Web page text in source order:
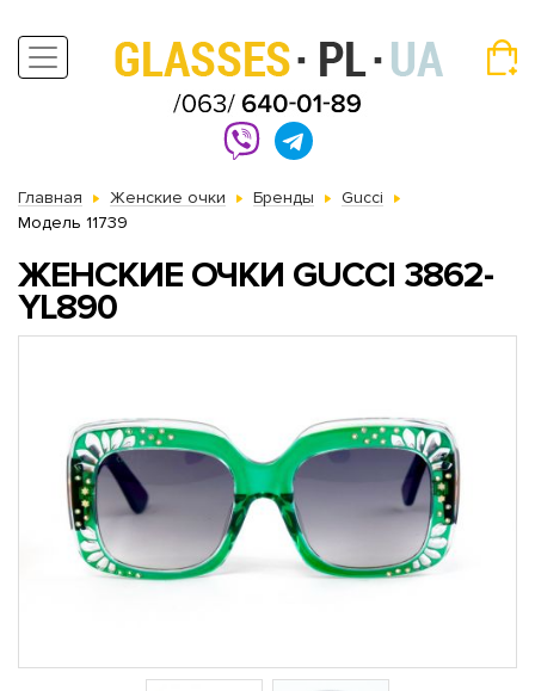
Главная Женские очки Бренды
Gucci
Модель 11739
ЖЕНСКИЕ ОЧКИ GUCCI 3862-
YL890